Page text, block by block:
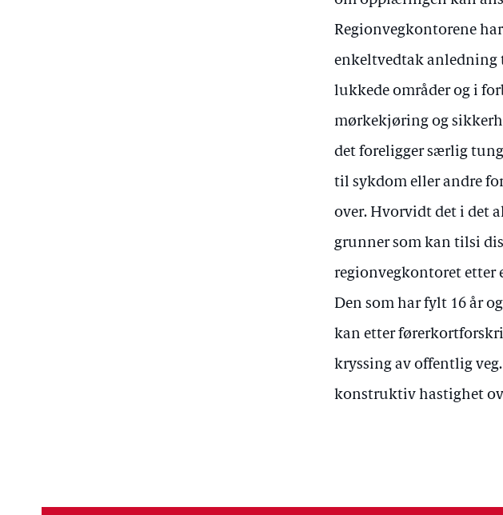
Regionvegkontorene
enkeltvedtak anledning
lukkede områder og i
mørkekjøring og
det foreligger særlig
til sykdom eller andre
over. Hvorvidt det i det
grunner som kan tilsi
regionvegkontoret etter
Den som har fylt 16 år
kan etter
kryssing av offentlig
konstruktiv hastighet